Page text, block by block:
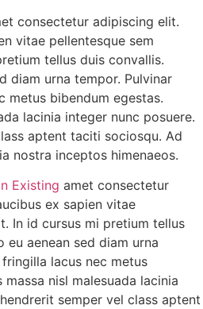
consectetur adipiscing elit.
vitae pellentesque sem
tellus duis convallis.
diam urna tempor. Pulvinar
metus bibendum egestas.
lacinia integer nunc posuere.
aptent taciti sociosqu. Ad
nostra inceptos himenaeos.
Existing amet consectetur
ex sapien vitae
In id cursus mi pretium tellus
eu aenean sed diam urna
lacus nec metus
nisl malesuada lacinia
semper vel class aptent